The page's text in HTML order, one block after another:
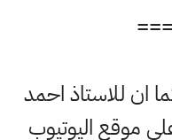
ان للاستاذ احمد
موقع اليوتيوب